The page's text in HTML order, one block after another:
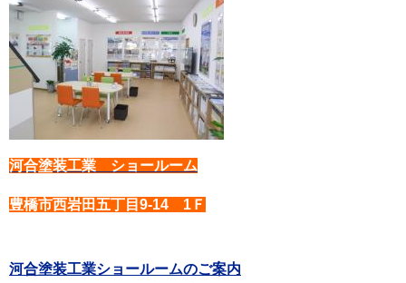
河合塗装工業 ショールーム
豊橋市西岩田五丁目9-14 1Ｆ
河合塗装工業ショールームのご案内